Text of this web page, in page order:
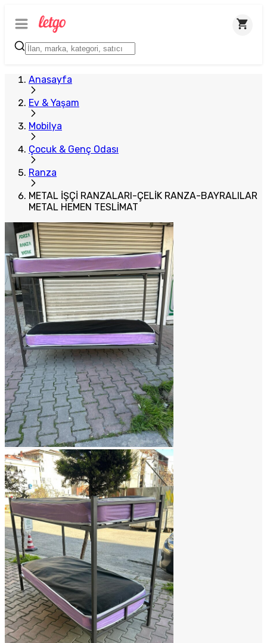
Anasayfa
Ev & Yaşam
Mobilya
Çocuk & Genç Odası
Ranza
METAL İŞÇİ RANZALARI-ÇELİK RANZA-BAYRALILAR
METAL HEMEN TESLİMAT
Plus Satıcı